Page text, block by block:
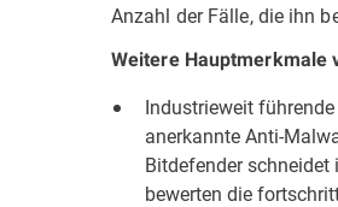
Anzahl der Fälle, die ihn
Weitere Hauptmerkmale
Industrieweit
anerkannte Anti-
Bitdefender
bewerten die